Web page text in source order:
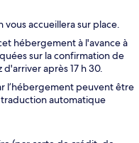
accueillera sur place.
hébergement à l'avance à
sur la confirmation de
après 17 h 30.
l’hébergement peuvent être
traduction automatique